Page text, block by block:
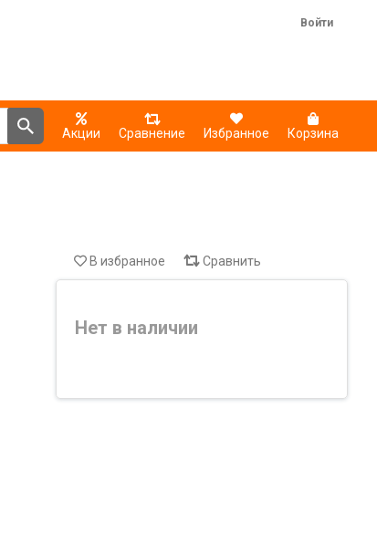
Войти
Акции Сравнение Избранное Корзина
В избранное Сравнить
Нет в наличии